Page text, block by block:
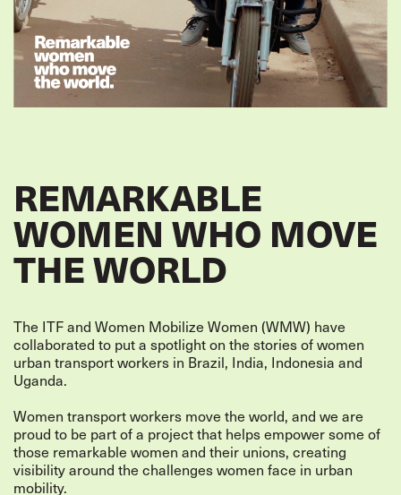
REMARKABLE
WOMEN WHO MOVE
THE WORLD
The ITF and Women Mobilize Women (WMW) have
collaborated to put a spotlight on the stories of women
urban transport workers in Brazil, India, Indonesia and
Uganda.
Women transport workers move the world, and we are
proud to be part of a project that helps empower some of
those remarkable women and their unions, creating
visibility around the challenges women face in urban
mobility.